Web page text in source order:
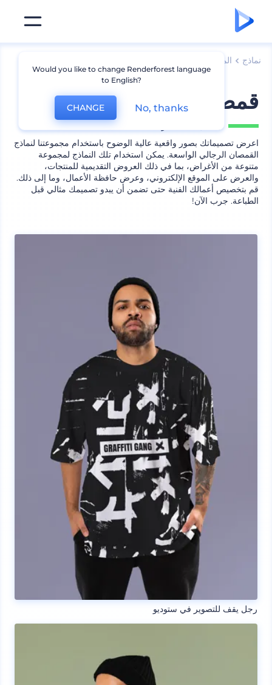
نماذج الملابس
قمصان رجالي واسعة
اعرض تصميماتك بصور واقعية عالية الوضوح باستخدام مجموعتنا لنماذج
القمصان الرجالي الواسعة. يمكن استخدام تلك النماذج لمجموعة
متنوعة من الأغراض، بما في ذلك العروض التقديمية للمنتجات،
والعرض على الموقع الإلكتروني، وعرض حافظة الأعمال، وما إلى ذلك.
قم بتخصيص أعمالك الفنية حتى تضمن أن يبدو تصميمك مثالي قبل
الطباعة. جرب الآن!
رجل يقف للتصوير في ستوديو
Would you like to change Renderforest language
to English?
CHANGE No, thanks